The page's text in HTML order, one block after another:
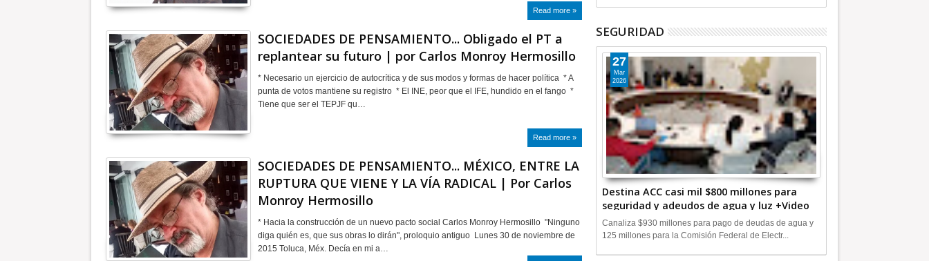
Read more »
SOCIEDADES DE PENSAMIENTO... Obligado el PT a
replantear su futuro | por Carlos Monroy Hermosillo
* Necesario un ejercicio de autocrítica y de sus modos y formas de hacer política * A
punta de votos mantiene su registro * El INE, peor que el IFE, hundido en el fango *
Tiene que ser el TEPJF qu…
Read more »
SOCIEDADES DE PENSAMIENTO... MÉXICO, ENTRE LA
RUPTURA QUE VIENE Y LA VÍA RADICAL | Por Carlos
Monroy Hermosillo
* Hacia la construcción de un nuevo pacto social Carlos Monroy Hermosillo "Ninguno
diga quién es, que sus obras lo dirán", proloquio antiguo Lunes 30 de noviembre de
2015 Toluca, Méx. Decía en mi a…
SEGURIDAD
Destina ACC casi mil $800 millones para
seguridad y adeudos de agua y luz +Video
27
Mar
2026
Canaliza $930 millones para pago de deudas de agua y
125 millones para la Comisión Federal de Electr...